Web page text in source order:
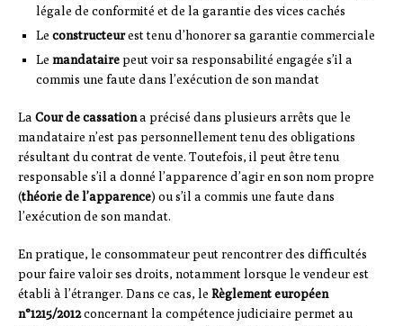
légale de conformité et de la garantie des vices cachés
Le constructeurest tenu d’honorer sa garantie commerciale
Le mandatairepeut voir sa responsabilité engagée s’il a
commis une faute dans l’exécution de son mandat
La Cour de cassationa précisé dans plusieurs arrêts que le
mandataire n’est pas personnellement tenu des obligations
résultant du contrat de vente. Toutefois, il peut être tenu
responsable s’il a donné l’apparence d’agir en son nom propre
(théorie de l’apparence) ou s’il a commis une faute dans
l’exécution de son mandat.
En pratique, le consommateur peut rencontrer des difficultés
pour faire valoir ses droits, notamment lorsque le vendeur est
établi à l’étranger. Dans ce cas, le Règlement européen
n°1215/2012concernant la compétence judiciaire permet au